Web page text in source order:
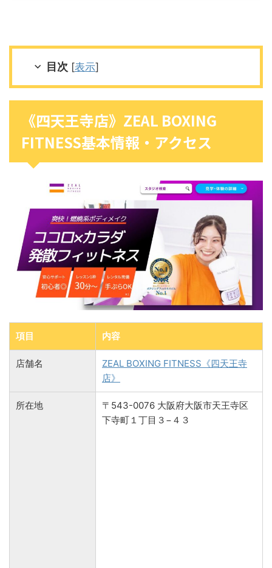
目次 [表示]
《四天王寺店》ZEAL BOXING
FITNESS基本情報・アクセス
項目 内容
店舗名
ZEAL BOXING FITNESS《四天王寺
店》
所在地
〒543-0076 大阪府大阪市天王寺区
下寺町１丁目３−４３